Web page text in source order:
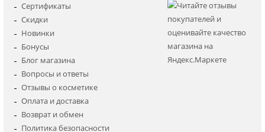
Для глаз
Для тела
Наборы
Детская
Сертификаты
Скидки
Новинки
Бонусы
Блог магазина
Вопросы и ответы
Отзывы о косметике
Оплата и доставка
Возврат и обмен
Политика безопасности